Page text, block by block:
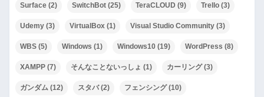
Surface (2) SwitchBot (25) TeraCLOUD (9) Trello (3)
Udemy (3) VirtualBox (1) Visual Studio Community (3)
WBS (5) Windows (1) Windows10 (19) WordPress (8)
XAMPP (7) そんなことないっしょ (1) カーリング(3)
ガンダム (12) スタバ(2) フェンシング(10)